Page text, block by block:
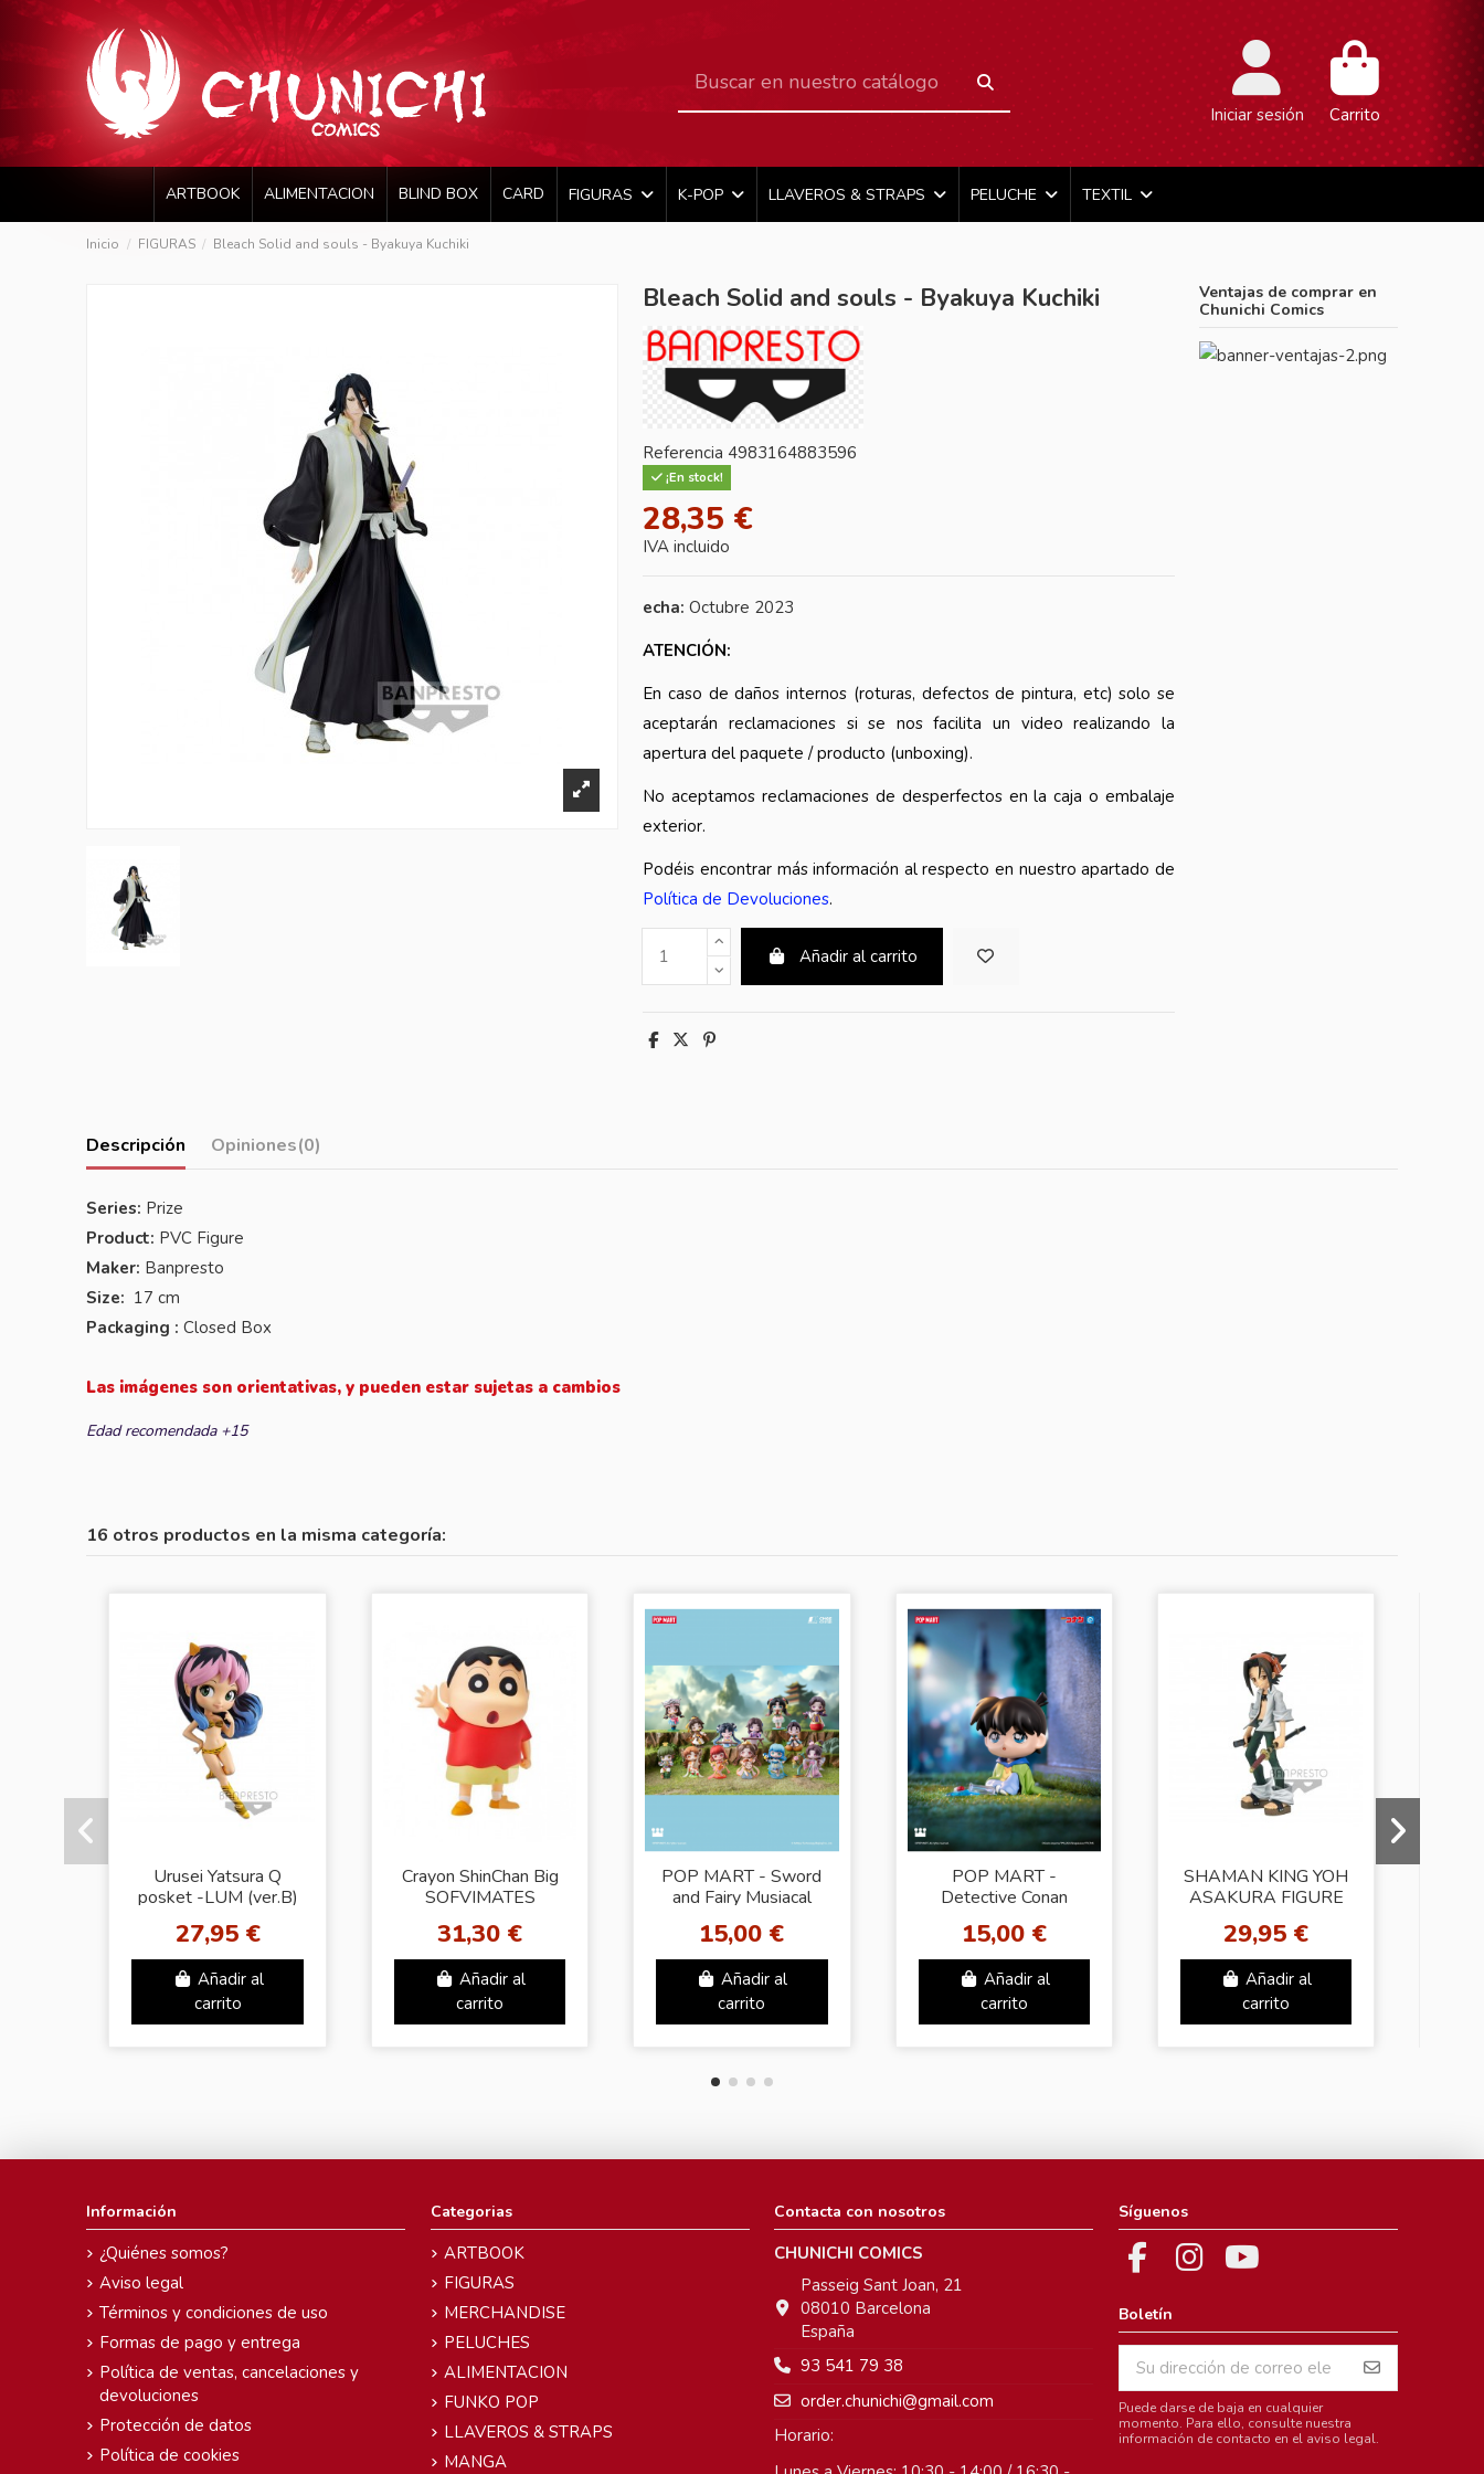
Iniciar sesión Carrito
ARTBOOK ALIMENTACION BLIND BOX CARD FIGURAS K-POP LLAVEROS & STRAPS PELUCHE TEXTIL
Inicio FIGURAS Bleach Solid and souls - Byakuya Kuchiki
Bleach Solid and souls - Byakuya Kuchiki
Referencia 4983164883596
¡En stock!
28,35 €
IVA incluido
echa: Octubre 2023
ATENCIÓN:
En caso de daños internos (roturas, defectos de pintura, etc) solo se
aceptarán reclamaciones si se nos facilita un video realizando la
apertura del paquete / producto (unboxing).
No aceptamos reclamaciones de desperfectos en la caja o embalaje
exterior.
Podéis encontrar más información al respecto en nuestro apartado de
Política de Devoluciones.
Añadir al carrito
Ventajas de comprar en
Chunichi Comics
Descripción Opiniones(0)
Series: Prize
Product: PVC Figure
Maker: Banpresto
Size: 17 cm
Packaging : Closed Box
Las imágenes son orientativas, y pueden estar sujetas a cambios
Edad recomendada +15
16 otros productos en la misma categoría:
Urusei Yatsura Q
posket -LUM (ver.B)
27,95 €
Añadir al
carrito
Crayon ShinChan Big
SOFVIMATES
31,30 €
Añadir al
carrito
POP MART - Sword
and Fairy Musiacal
Series
15,00 €
Añadir al
carrito
POP MART -
Detective Conan
Figures
15,00 €
Añadir al
carrito
SHAMAN KING YOH
ASAKURA FIGURE
29,95 €
Añadir al
carrito
Información
¿Quiénes somos?
Aviso legal
Términos y condiciones de uso
Formas de pago y entrega
Política de ventas, cancelaciones y
devoluciones
Protección de datos
Política de cookies
Categorias
ARTBOOK
FIGURAS
MERCHANDISE
PELUCHES
ALIMENTACION
FUNKO POP
LLAVEROS & STRAPS
MANGA
Contacta con nosotros
CHUNICHI COMICS
Passeig Sant Joan, 21
08010 Barcelona
España
93 541 79 38
order.chunichi@gmail.com
Horario:
Síguenos
Boletín
Puede darse de baja en cualquier
momento. Para ello, consulte nuestra
información de contacto en el aviso legal.